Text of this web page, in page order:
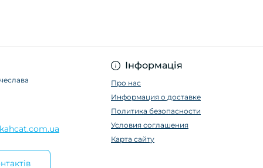
Інформація
Про нас
Информация о доставке
Политика безопасности
Условия соглашения
Карта сайту